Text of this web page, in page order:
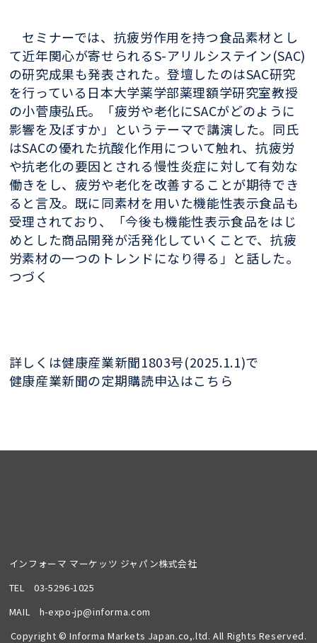
セミナーでは、抗疲労作用を持つ食品素材とし
て近年関心が寄せられるS-アリルシステイン(SAC)
の研究成果も発表された。登壇したのはSAC研究
を行っている日本大学薬学部薬理額学研究室教授
の小菅康弘氏。「疲労や老化にSACがどのように
影響を及ぼすか」というテーマで講演した。同氏
はSACの優れた抗酸化作用について触れ、抗疲労
や抗老化の要因とされる慢性炎症に対して有効な
働きをし、疲労や老化を改善することが期待でき
ると言及。既に同素材を用いた機能性表示食品も
受理されており、「今後も機能性表示食品をはじ
めとした商品開発が活発化していくことで、抗疲
労素材の一つのトレンドになり得る」と話した。
つづく
詳しくは健康産業新聞1803号(2025.1.1)で
健康産業新聞の定期購読申込はこちら
インフォーマ マーケッツ ジャパン株式会社
TEL03-5296-1025
MAIL h-expo-jp@informa.com
Copyright © Informa Markets Japan.co,.ltd. All Rights Reserved.